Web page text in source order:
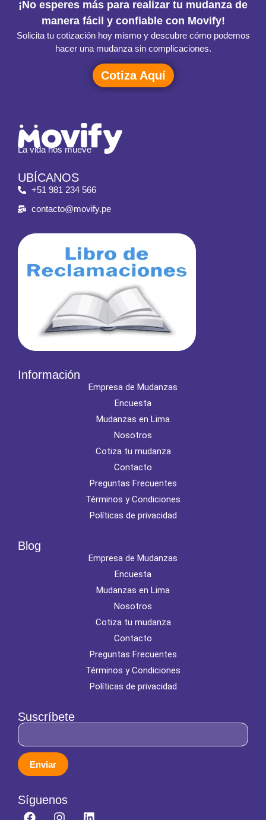
¡No esperes más para realizar tu mudanza de
manera fácil y confiable con Movify!
Solicita tu cotización hoy mismo y descubre cómo podemos
hacer una mudanza sin complicaciones.
Cotiza Aquí
La vida nos mueve
UBÍCANOS
+51 981 234 566
contacto@movify.pe
Información
Empresa de Mudanzas
Encuesta
Mudanzas en Lima
Nosotros
Cotiza tu mudanza
Contacto
Preguntas Frecuentes
Términos y Condiciones
Políticas de privacidad
Blog
Empresa de Mudanzas
Encuesta
Mudanzas en Lima
Nosotros
Cotiza tu mudanza
Contacto
Preguntas Frecuentes
Términos y Condiciones
Políticas de privacidad
Suscríbete
Enviar
Síguenos